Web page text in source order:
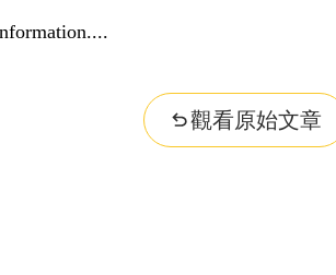
觀看原始文章